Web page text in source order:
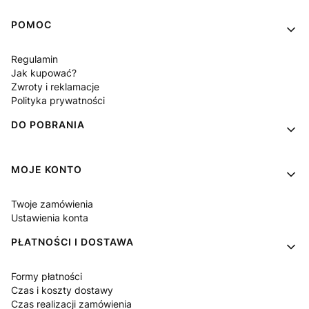
Linki w stopce
POMOC
Regulamin
Jak kupować?
Zwroty i reklamacje
Polityka prywatności
DO POBRANIA
MOJE KONTO
Twoje zamówienia
Ustawienia konta
PŁATNOŚCI I DOSTAWA
Formy płatności
Czas i koszty dostawy
Czas realizacji zamówienia